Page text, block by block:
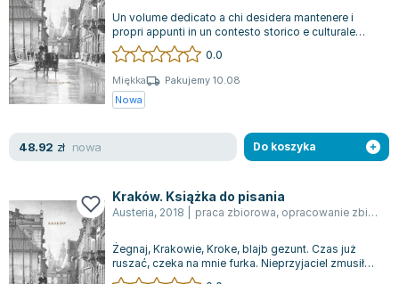
Maria Seweryn
Janina Zającówna
Eric Helms
Anna Prus (oprac.)
Nela Mała Reporterka
Barbara Wrzesińska
Virginia Woolf
Lorraine Warren
Ajahn Brahm
Lucinda Riley
Un volume dedicato a chi desidera mantenere i
propri appunti in un contesto storico e culturale
unico, arricchito da fotografie d'...
0.0
Miękka
Pakujemy 10.08
Nowa
48.92 zł nowa Do koszyka
Kraków. Książka do pisania
Austeria, 2018 praca zbiorowa, opracowanie zbiorowe
Żegnaj, Krakowie, Kroke, blajb gezunt. Czas już
ruszać, czeka na mnie furka. Nieprzyjaciel zmusił
mnie do opuszczenia domu, jak pi...